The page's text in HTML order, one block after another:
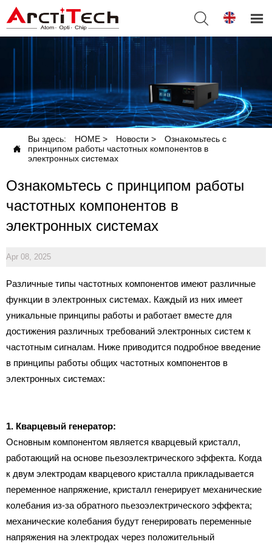
 

Вы здесь: HOME > Новости >
Ознакомьтесь с
принципом работы частотных компонентов в
электронных системах
Ознакомьтесь с принципом работы
частотных компонентов в
электронных системах
Apr 08, 2025
Различные типы частотных компонентов имеют различные
функции в электронных системах. Каждый из них имеет
уникальные принципы работы и работает вместе для
достижения различных требований электронных систем к
частотным сигналам. Ниже приводится подробное введение
в принципы работы общих частотных компонентов в
электронных системах:
1. Кварцевый генератор:
Основным компонентом является кварцевый кристалл,
работающий на основе пьезоэлектрического эффекта. Когда
к двум электродам кварцевого кристалла прикладывается
переменное напряжение, кристалл генерирует механические
колебания из-за обратного пьезоэлектрического эффекта;
механические колебания будут генерировать переменные
напряжения на электродах через положительный